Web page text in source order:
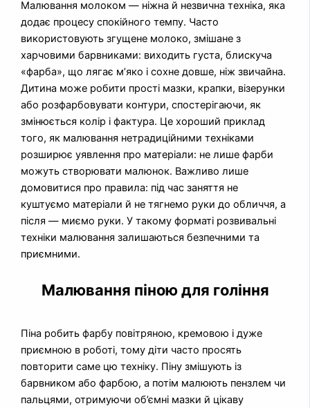
Малювання молоком — ніжна й незвична техніка, яка
додає процесу спокійного темпу. Часто
використовують згущене молоко, змішане з
харчовими барвниками: виходить густа, блискуча
«фарба», що лягає м’яко і сохне довше, ніж звичайна.
Дитина може робити прості мазки, крапки, візерунки
або розфарбовувати контури, спостерігаючи, як
змінюється колір і фактура. Це хороший приклад
того, як малювання нетрадиційними техніками
розширює уявлення про матеріали: не лише фарби
можуть створювати малюнок. Важливо лише
домовитися про правила: під час заняття не
куштуємо матеріали й не тягнемо руки до обличчя, а
після — миємо руки. У такому форматі розвивальні
техніки малювання залишаються безпечними та
приємними.
Малювання піною для гоління
Піна робить фарбу повітряною, кремовою і дуже
приємною в роботі, тому діти часто просять
повторити саме цю техніку. Піну змішують із
барвником або фарбою, а потім малюють пензлем чи
пальцями, отримуючи об’ємні мазки й цікаву